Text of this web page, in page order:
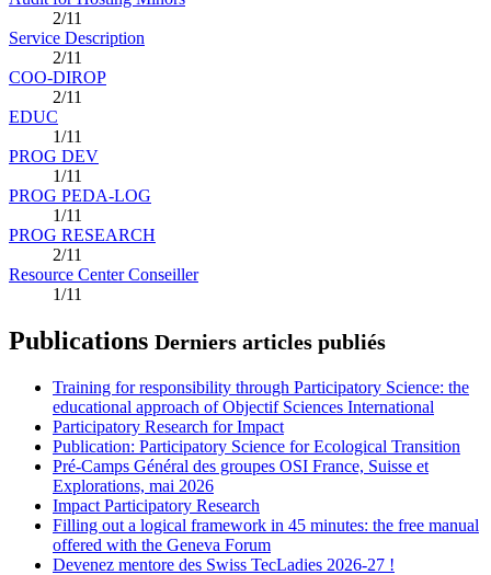
2/11
Service Description
2/11
COO-DIROP
2/11
EDUC
1/11
PROG DEV
1/11
PROG PEDA-LOG
1/11
PROG RESEARCH
2/11
Resource Center Conseiller
1/11
Publications Derniers articles publiés
Training for responsibility through Participatory Science: the
educational approach of Objectif Sciences International
Participatory Research for Impact
Publication: Participatory Science for Ecological Transition
Pré-Camps Général des groupes OSI France, Suisse et
Explorations, mai 2026
Impact Participatory Research
Filling out a logical framework in 45 minutes: the free manual
offered with the Geneva Forum
Devenez mentore des Swiss TecLadies 2026-27 !